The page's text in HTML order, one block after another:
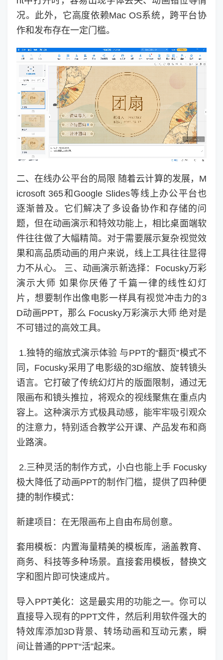
况。此外，它高度依赖Mac OS系统，跨平台协
作和发布存在一定门槛。
二、在线办公平台的局限 随着云计算的发展，M
icrosoft 365和Google Slides等线上办公平台也
逐渐普及。它们解决了多设备协作和存储的问
题，但在动画演示和特效功能上，相比桌面端软
件往往做了大幅精简。对于需要展示复杂视觉效
果和高品质动画的用户来说，线上工具往往显得
力不从心。 三、动画演示新选择：Focusky万彩
演示大师 如果你厌倦了千篇一律的线性幻灯
片，想要制作出像电影一样具有视觉冲击力的3
D动画PPT，那么 Focusky万彩演示大师 绝对是
不可错过的高效工具。
1.独特的缩放式演示体验 与PPT的“翻页”模式不
同，Focusky采用了电影级的3D缩放、旋转镜头
语言。它打破了传统幻灯片的版面限制，通过无
限画布和镜头推拉，将观众的视线聚焦在重点内
容上。这种演示方式极具动感，能牢牢吸引观众
的注意力，特别适合教学公开课、产品发布和商
业路演。
2.三种灵活的制作方式，小白也能上手 Focusky
极大降低了动画PPT的制作门槛，提供了四种便
捷的制作模式：
新建项目：在无限画布上自由布局创意。
套用模板：内置海量精美的模板库，涵盖教育、
商务、科技等多种场景。直接套用模板，替换文
字和图片即可快速成片。
导入PPT美化：这是最实用的功能之一。你可以
直接导入现有的PPT文件，然后利用软件强大的
特效库添加3D背景、转场动画和互动元素，瞬
间让普通的PPT“活”起来。